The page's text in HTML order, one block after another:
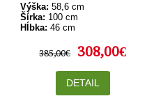
Výška: 58,6 cm
Šírka: 100 cm
Hĺbka: 46 cm
385,00€ 308,00€
DETAIL